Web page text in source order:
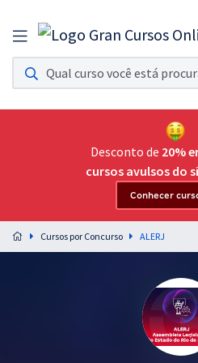
Assinatura Ilimitada 11
Acesso a todos os cursos. Teste grátis por 7
Assinatura OAB Até Passar
Acesso ilimitado a toda preparação para o
Preparação completa e intensiva para as
residências em saúde do Brasil
Desconto de 20%
cursos avulsos do
Conhecer
Cursos por Concurso ALERJ